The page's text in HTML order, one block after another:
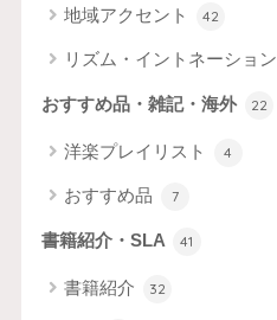
地域アクセント 42
リズム・イントネーション
おすすめ品・雑記・海外 22
洋楽プレイリスト 4
おすすめ品 7
書籍紹介・SLA 41
書籍紹介 32